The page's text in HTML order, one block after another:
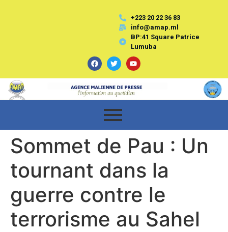
+223 20 22 36 83
info@amap.ml
BP:41 Square Patrice
Lumuba
Sommet de Pau : Un
tournant dans la
guerre contre le
terrorisme au Sahel